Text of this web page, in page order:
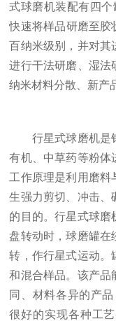
式球磨机装配有四
快速将样品研磨至胶
百纳米级别，并对其
进行干法研磨、湿法
纳米材料分散、新产
行星式球磨机是针
有机、中草药等粉体
工作原理是利用磨料
生强力剪切、冲击、
的目的。行星式球磨
盘转动时，球磨罐在
转，作行星式运动。
和混合样品。该产品
同、材料各异的产
很好的实现各种工